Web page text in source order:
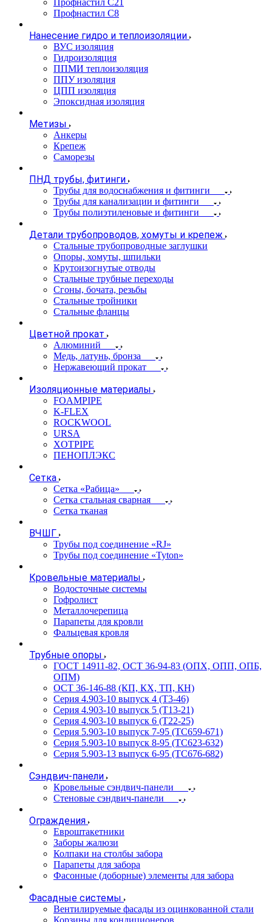
Профнастил С21
Профнастил С8
Нанесение гидро и теплоизоляции
ВУС изоляция
Гидроизоляция
ППМИ теплоизоляция
ППУ изоляция
ЦПП изоляция
Эпоксидная изоляция
Метизы
Анкеры
Крепеж
Саморезы
ПНД трубы, фитинги
Трубы для водоснабжения и фитинги
Трубы для канализации и фитинги
Трубы полиэтиленовые и фитинги
Детали трубопроводов, хомуты и крепеж
Стальные трубопроводные заглушки
Опоры, хомуты, шпильки
Крутоизогнутые отводы
Стальные трубные переходы
Сгоны, бочата, резьбы
Стальные тройники
Стальные фланцы
Цветной прокат
Алюминий
Медь, латунь, бронза
Нержавеющий прокат
Изоляционные материалы
FOAMPIPE
K-FLEX
ROCKWOOL
URSA
XOTPIPE
ПЕНОПЛЭКС
Сетка
Сетка «Рабица»
Сетка стальная сварная
Сетка тканая
ВЧШГ
Трубы под соединение «RJ»
Трубы под соединение «Tyton»
Кровельные материалы
Водосточные системы
Гофролист
Металлочерепица
Парапеты для кровли
Фальцевая кровля
Трубные опоры
ГОСТ 14911-82, ОСТ 36-94-83 (ОПХ, ОПП, ОПБ,
ОПМ)
ОСТ 36-146-88 (КП, КХ, ТП, КН)
Серия 4.903-10 выпуск 4 (Т3-46)
Серия 4.903-10 выпуск 5 (Т13-21)
Серия 4.903-10 выпуск 6 (Т22-25)
Серия 5.903-10 выпуск 7-95 (ТС659-671)
Серия 5.903-10 выпуск 8-95 (ТС623-632)
Серия 5.903-13 выпуск 6-95 (ТС676-682)
Сэндвич-панели
Кровельные сэндвич-панели
Стеновые сэндвич-панели
Ограждения
Евроштакетники
Заборы жалюзи
Колпаки на столбы забора
Парапеты для забора
Фасонные (доборные) элементы для забора
Фасадные системы
Вентилируемые фасады из оцинкованной стали
Корзины для кондиционеров